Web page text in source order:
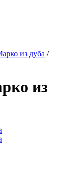
из дуба /
из